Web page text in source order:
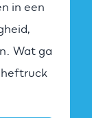
in een
Wat ga
heftruck